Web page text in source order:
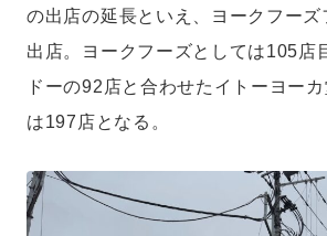
ットGood Action Initiatives推薦委員なども務める
の出店の延長といえ、ヨークフーズ
出店。ヨークフーズとしては105店
ドーの92店と合わせたイトーヨー
は197店となる。